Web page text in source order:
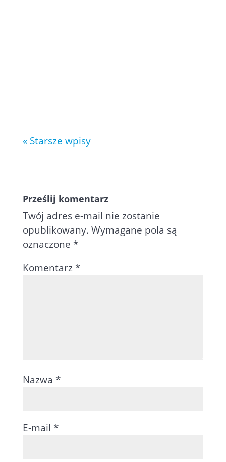
« Starsze wpisy
Prześlij komentarz
Twój adres e-mail nie zostanie
opublikowany. Wymagane pola są
oznaczone *
Komentarz *
Nazwa *
E-mail *